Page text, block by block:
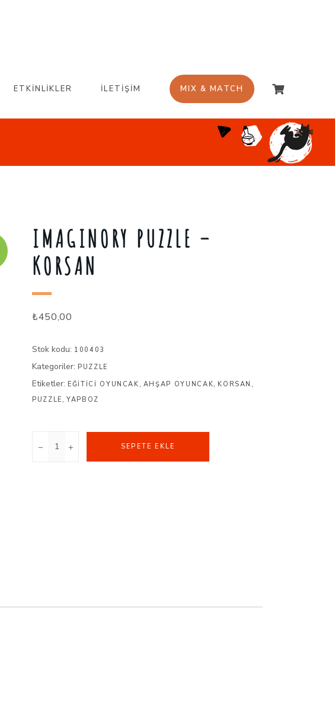
ETKİNLİKLER İLETİŞİM MIX & MATCH
IMAGINORY PUZZLE –
KORSAN
₺450,00
Stok kodu: 100403
Kategoriler: PUZZLE
Etiketler: EĞITICI OYUNCAK, AHŞAP OYUNCAK, KORSAN,
PUZZLE, YAPBOZ
SEPETE EKLE